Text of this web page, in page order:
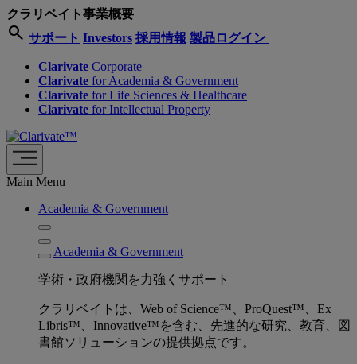
クラリベイト事業概要
search サポート Investors 採用情報 製品ログイン
Clarivate Corporate
Clarivate for Academia & Government
Clarivate for Life Sciences & Healthcare
Clarivate for Intellectual Property
Main Menu
Academia & Government
Academia & Government
学術・政府機関を力強くサポート
クラリベイトは、Web of Science™、ProQuest™、Ex
Libris™、Innovative™を含む、先進的な研究、教育、図
書館ソリューションの提供拠点です。